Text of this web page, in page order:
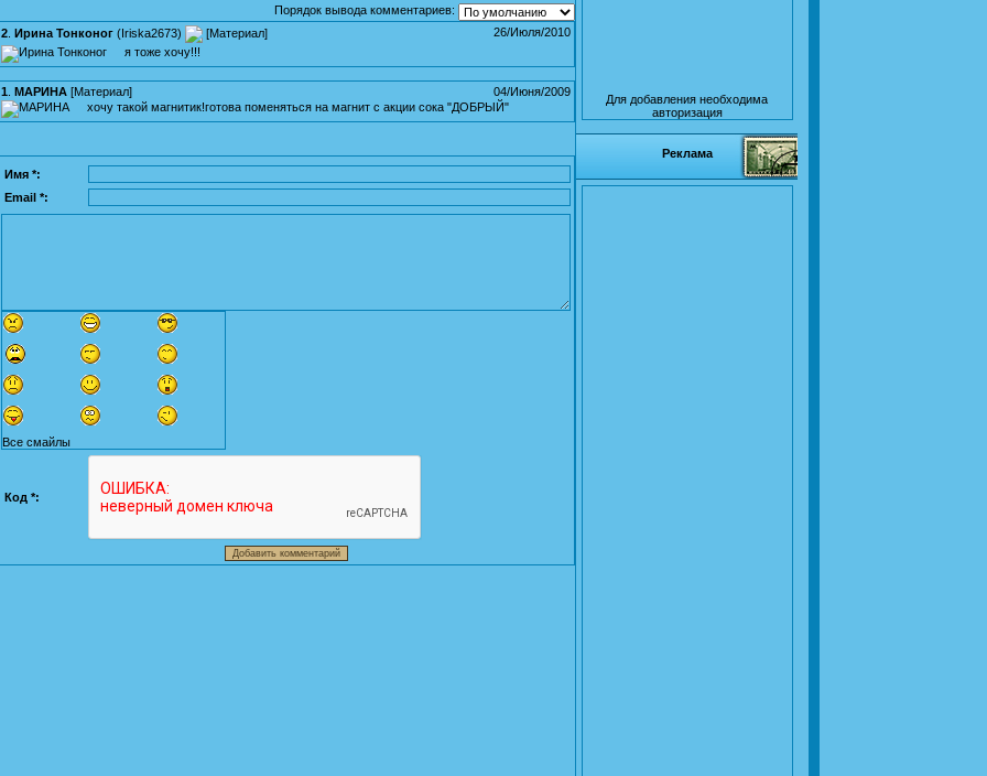
Порядок вывода комментариев:
26/Июля/2010
2 Ирина Тонконог (Iriska2673) [Материал]
я тоже хочу!!!
04/Июня/2009
1 МАРИНА [Материал]
хочу такой магнитик!готова поменяться на магнит с акции сока "ДОБРЫЙ"
Имя *:
Email *:
Все смайлы
Код *:
Для добавления необходима
авторизация
Реклама